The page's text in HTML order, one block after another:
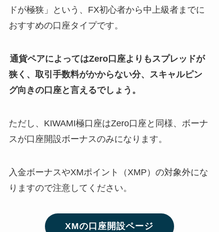
ドが極狭」という、FX初心者から中上級者までに
おすすめの口座タイプです。
通貨ペアによってはZero口座よりもスプレッドが
狭く、取引手数料がかからない分、スキャルピン
グ向きの口座と言えるでしょう。
ただし、KIWAMI極口座はZero口座と同様、ボーナ
スが口座開設ボーナスのみになります。
入金ボーナスやXMポイント（XMP）の対象外にな
りますので注意してください。
XMの口座開設ページ